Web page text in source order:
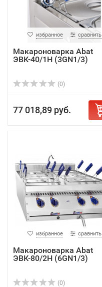
избранное сравнить
Макароноварка Abat
ЭВК-40/1Н (3GN1/3)
(0)
77 018,89 руб.
избранное сравнить
Макароноварка Abat
ЭВК-80/2Н (6GN1/3)
(0)